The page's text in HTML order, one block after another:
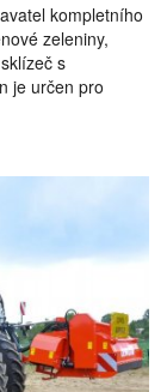
kompletního
zeleniny,
s
je určen pro